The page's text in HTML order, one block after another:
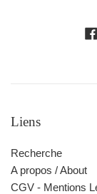
Liens
Recherche
A propos / About
CGV - Mentions